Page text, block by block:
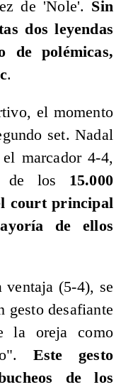
de 'Nole'. Sin
dos leyendas
de polémicas,
.
el momento
set. Nadal
marcador 4-4,
de los 15.000
court principal
de ellos
ventaja (5-4), se
gesto desafiante
la oreja como
Este gesto
de los